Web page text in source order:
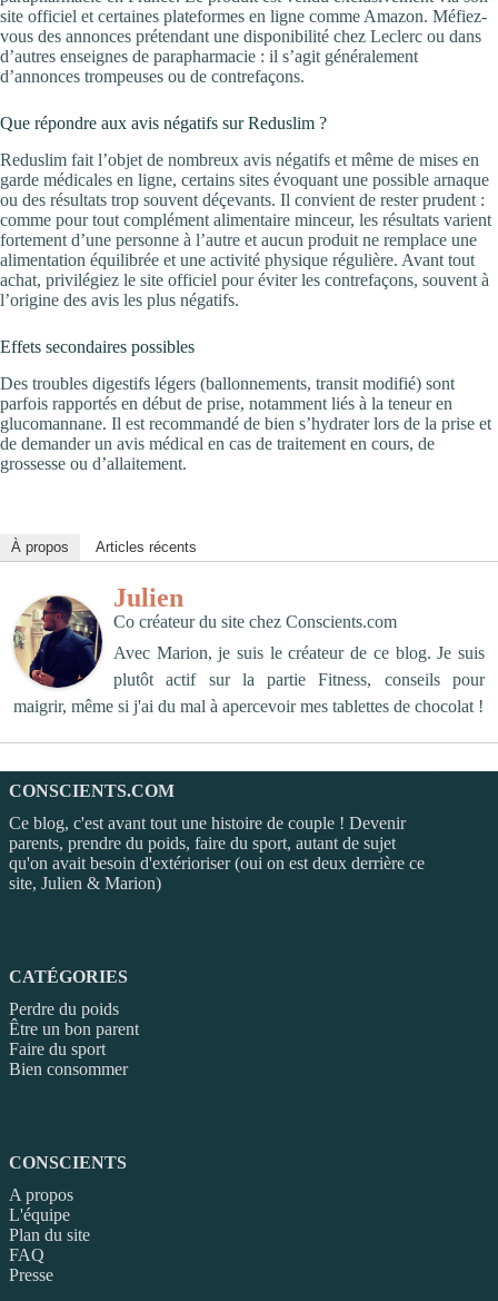
site officiel et certaines plateformes en ligne comme Amazon. Méfiez-
vous des annonces prétendant une disponibilité chez Leclerc ou dans
d’autres enseignes de parapharmacie : il s’agit généralement
d’annonces trompeuses ou de contrefaçons.
Que répondre aux avis négatifs sur Reduslim ?
Reduslim fait l’objet de nombreux avis négatifs et même de mises en
garde médicales en ligne, certains sites évoquant une possible arnaque
ou des résultats trop souvent déçevants. Il convient de rester prudent :
comme pour tout complément alimentaire minceur, les résultats varient
fortement d’une personne à l’autre et aucun produit ne remplace une
alimentation équilibrée et une activité physique régulière. Avant tout
achat, privilégiez le site officiel pour éviter les contrefaçons, souvent à
l’origine des avis les plus négatifs.
Effets secondaires possibles
Des troubles digestifs légers (ballonnements, transit modifié) sont
parfois rapportés en début de prise, notamment liés à la teneur en
glucomannane. Il est recommandé de bien s’hydrater lors de la prise et
de demander un avis médical en cas de traitement en cours, de
grossesse ou d’allaitement.
À propos Articles récents
Julien
Co créateur du site chez Conscients.com
Avec Marion, je suis le créateur de ce blog. Je suis
plutôt actif sur la partie Fitness, conseils pour
maigrir, même si j'ai du mal à apercevoir mes tablettes de chocolat !
CONSCIENTS.COM
Ce blog, c'est avant tout une histoire de couple ! Devenir
parents, prendre du poids, faire du sport, autant de sujet
qu'on avait besoin d'extérioriser (oui on est deux derrière ce
site, Julien & Marion)
CATÉGORIES
Perdre du poids
Être un bon parent
Faire du sport
Bien consommer
CONSCIENTS
A propos
L'équipe
Plan du site
FAQ
Presse